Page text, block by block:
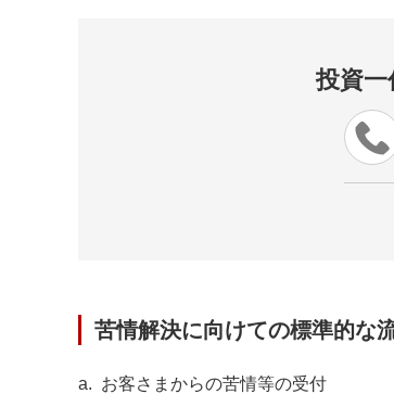
投資一
苦情解決に向けての標準的な
a. お客さまからの苦情等の受付